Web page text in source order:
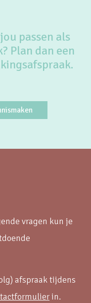
passen als
Plan dan een
vragen kun je
afspraak tijdens
in.